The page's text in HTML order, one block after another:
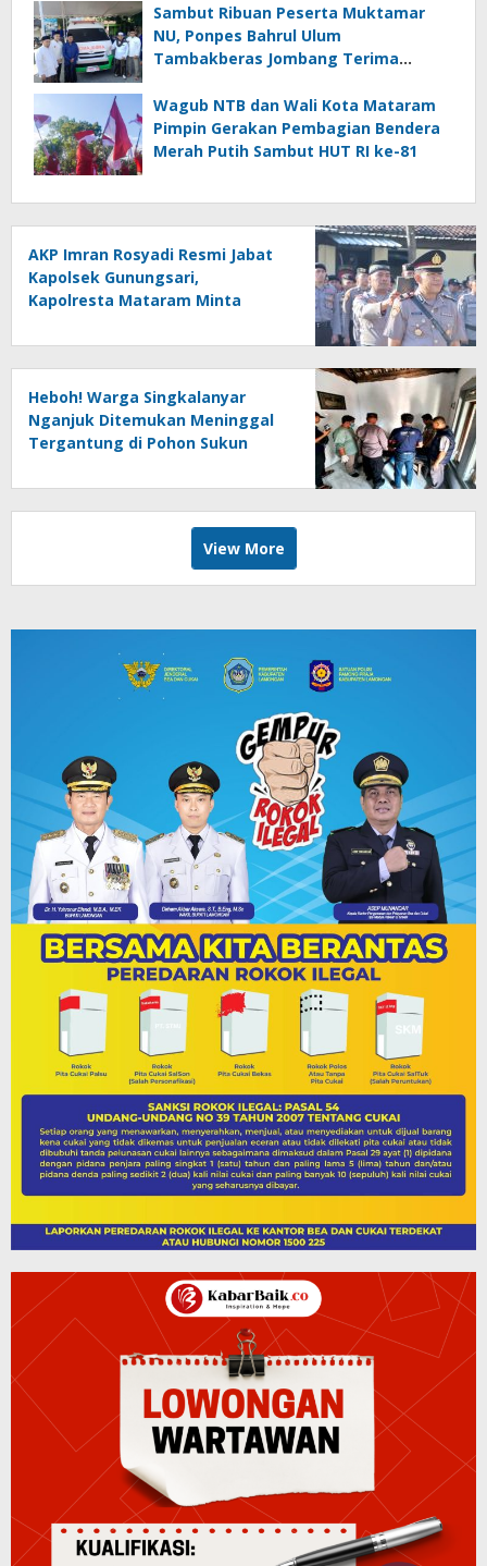
Sambut Ribuan Peserta Muktamar
NU, Ponpes Bahrul Ulum
Tambakberas Jombang Terima
Wagub NTB dan Wali Kota Mataram
Pimpin Gerakan Pembagian Bendera
Merah Putih Sambut HUT RI ke-81
AKP Imran Rosyadi Resmi Jabat
Kapolsek Gunungsari,
Kapolresta Mataram Minta
Heboh! Warga Singkalanyar
Nganjuk Ditemukan Meninggal
Tergantung di Pohon Sukun
View More